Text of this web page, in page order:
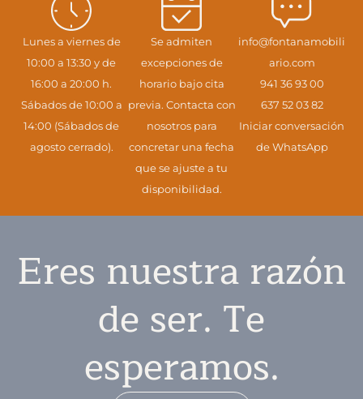
Lunes a viernes de
10:00 a 13:30 y de
16:00 a 20:00 h.
Sábados de 10:00 a
14:00 (Sábados de
agosto cerrado).
Se admiten
excepciones de
horario bajo cita
previa. Contacta con
nosotros para
concretar una fecha
que se ajuste a tu
disponibilidad.
info@fontanamobili
ario.com
941 36 93 00
637 52 03 82
Iniciar conversación
de WhatsApp
Eres nuestra razón
de ser. Te
esperamos.